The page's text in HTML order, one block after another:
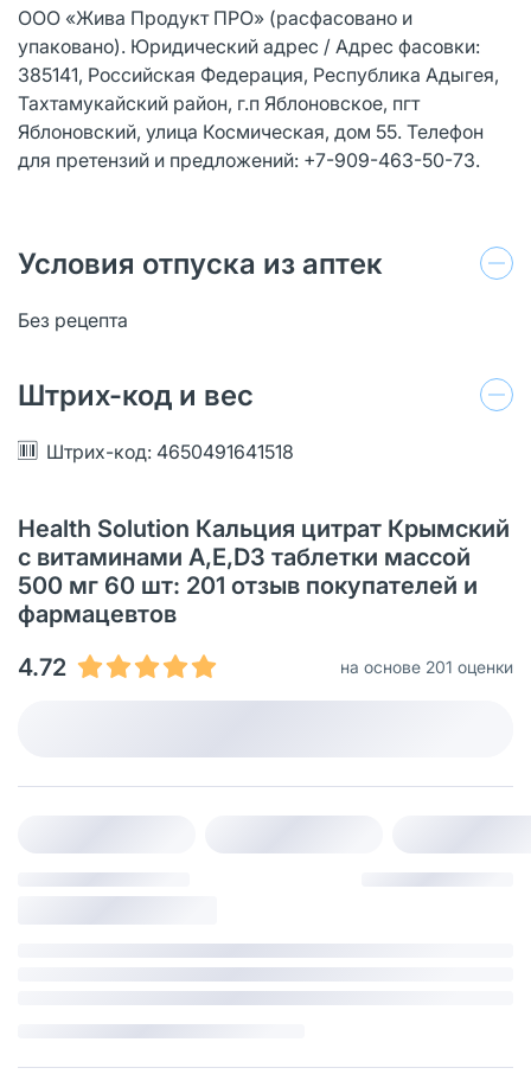
ООО «Жива Продукт ПРО» (расфасовано и
упаковано). Юридический адрес / Адрес фасовки:
385141, Российская Федерация, Республика Адыгея,
Тахтамукайский район, г.п Яблоновское, пгт
Яблоновский, улица Космическая, дом 55. Телефон
для претензий и предложений: +7-909-463-50-73.
Условия отпуска из аптек
Без рецепта
Штрих-код и вес
Штрих-код: 4650491641518
Health Solution Кальция цитрат Крымский
с витаминами А,Е,D3 таблетки массой
500 мг 60 шт: 201 oтзыв покупателей и
фармацевтов
4.72
на основе 201 оценки